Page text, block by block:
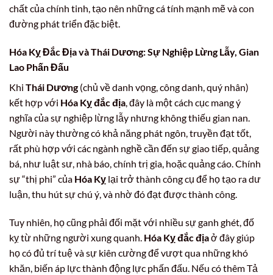
chất của chính tinh, tạo nên những cá tính mạnh mẽ và con
đường phát triển đặc biệt.
Hóa Kỵ Đắc Địa và Thái Dương: Sự Nghiệp Lừng Lẫy, Gian
Lao Phấn Đấu
Khi Thái Dương(chủ về danh vọng, công danh, quý nhân)
kết hợp với Hóa Kỵ đắc địa, đây là một cách cục mang ý
nghĩa của sự nghiệp lừng lẫy nhưng không thiếu gian nan.
Người này thường có khả năng phát ngôn, truyền đạt tốt,
rất phù hợp với các ngành nghề cần đến sự giao tiếp, quảng
bá, như luật sư, nhà báo, chính trị gia, hoặc quảng cáo. Chính
sự “thị phi” của Hóa Kỵ lại trở thành công cụ để họ tạo ra dư
luận, thu hút sự chú ý, và nhờ đó đạt được thành công.
Tuy nhiên, họ cũng phải đối mặt với nhiều sự ganh ghét, đố
kỵ từ những người xung quanh. Hóa Kỵ đắc địaở đây giúp
họ có đủ trí tuệ và sự kiên cường để vượt qua những khó
khăn, biến áp lực thành động lực phấn đấu. Nếu có thêm Tả